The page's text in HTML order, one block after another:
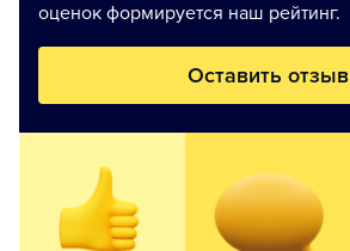
оценок формируется наш рейтинг.
Оставить отзыв